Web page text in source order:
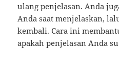
ulang penjelasan. Anda
Anda saat menjelaskan,
kembali. Cara ini
apakah penjelasan Anda